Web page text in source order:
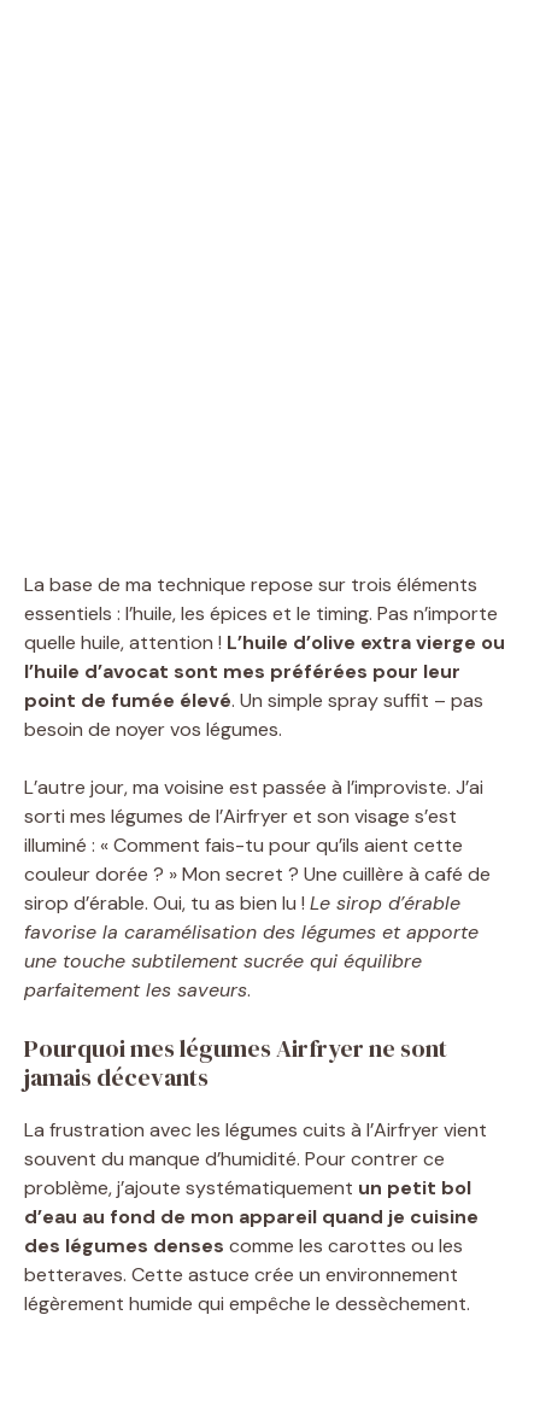
La base de ma technique repose sur trois éléments
essentiels : l’huile, les épices et le timing. Pas n’importe
quelle huile, attention ! L’huile d’olive extra vierge ou
l’huile d’avocat sont mes préférées pour leur
point de fumée élevé. Un simple spray suffit – pas
besoin de noyer vos légumes.
L’autre jour, ma voisine est passée à l’improviste. J’ai
sorti mes légumes de l’Airfryer et son visage s’est
illuminé : « Comment fais-tu pour qu’ils aient cette
couleur dorée ? » Mon secret ? Une cuillère à café de
sirop d’érable. Oui, tu as bien lu ! Le sirop d’érable
favorise la caramélisation des légumes et apporte
une touche subtilement sucrée qui équilibre
parfaitement les saveurs.
Pourquoi mes légumes Airfryer ne sont
jamais décevants
La frustration avec les légumes cuits à l’Airfryer vient
souvent du manque d’humidité. Pour contrer ce
problème, j’ajoute systématiquement un petit bol
d’eau au fond de mon appareil quand je cuisine
des légumes denses comme les carottes ou les
betteraves. Cette astuce crée un environnement
légèrement humide qui empêche le dessèchement.